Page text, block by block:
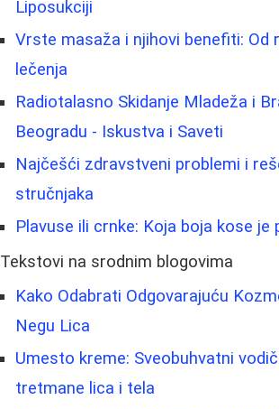
Liposukciji
Vrste masaža i njihovi benefiti: Od
lečenja
Radiotalasno Skidanje Mladeža i
Beogradu - Iskustva i Saveti
Najčešći zdravstveni problemi i
stručnjaka
Plavuse ili crnke: Koja boja kose je
Tekstovi na srodnim blogovima
Kako Odabrati Odgovarajuću
Negu Lica
Umesto kreme: Sveobuhvatni
tretmane lica i tela